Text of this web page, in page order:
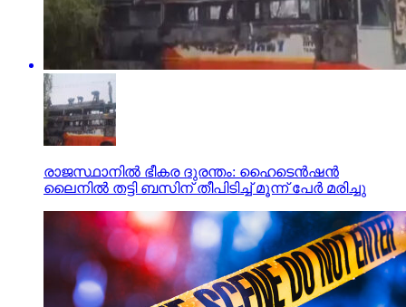
രാജസ്ഥാനില്‍ ഭീകര ദുരന്തം: ഹൈടെന്‍ഷന്‍
ലൈനില്‍ തട്ടി ബസിന് തീപിടിച്ച് മൂന്ന് പേര്‍ മരിച്ചു